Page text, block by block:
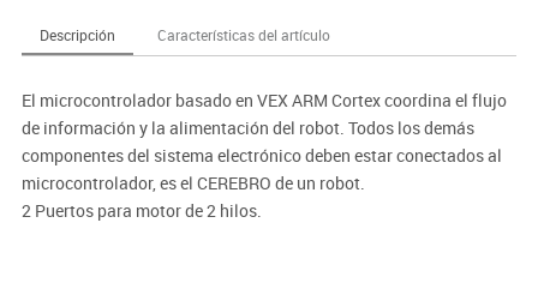
Descripción Características del artículo
El microcontrolador basado en VEX ARM Cortex coordina el flujo
de información y la alimentación del robot. Todos los demás
componentes del sistema electrónico deben estar conectados al
microcontrolador, es el CEREBRO de un robot.
2 Puertos para motor de 2 hilos.